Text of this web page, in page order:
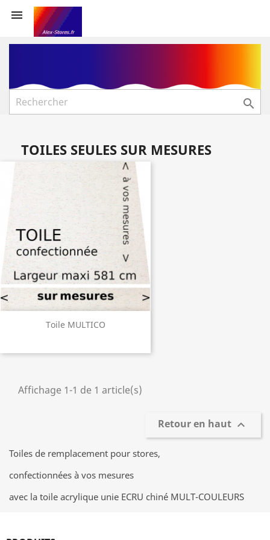


TOILES SEULES SUR MESURES
Toile MULTICO
Affichage 1-1 de 1 article(s)
Retour en haut 
Toiles de remplacement pour stores,
confectionnées à vos mesures
avec la toile acrylique unie ECRU chiné MULT-COULEURS